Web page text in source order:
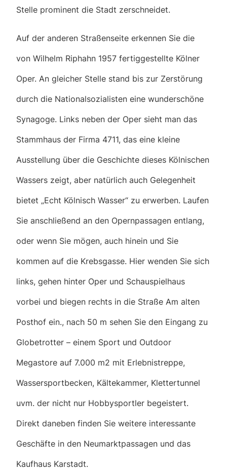
Stelle prominent die Stadt zerschneidet.
Auf der anderen Straßenseite erkennen Sie die
von Wilhelm Riphahn 1957 fertiggestellte Kölner
Oper. An gleicher Stelle stand bis zur Zerstörung
durch die Nationalsozialisten eine wunderschöne
Synagoge. Links neben der Oper sieht man das
Stammhaus der Firma 4711, das eine kleine
Ausstellung über die Geschichte dieses Kölnischen
Wassers zeigt, aber natürlich auch Gelegenheit
bietet „Echt Kölnisch Wasser“ zu erwerben. Laufen
Sie anschließend an den Opernpassagen entlang,
oder wenn Sie mögen, auch hinein und Sie
kommen auf die Krebsgasse. Hier wenden Sie sich
links, gehen hinter Oper und Schauspielhaus
vorbei und biegen rechts in die Straße Am alten
Posthof ein., nach 50 m sehen Sie den Eingang zu
Globetrotter – einem Sport und Outdoor
Megastore auf 7.000 m2 mit Erlebnistreppe,
Wassersportbecken, Kältekammer, Klettertunnel
uvm. der nicht nur Hobbysportler begeistert.
Direkt daneben finden Sie weitere interessante
Geschäfte in den Neumarktpassagen und das
Kaufhaus Karstadt.